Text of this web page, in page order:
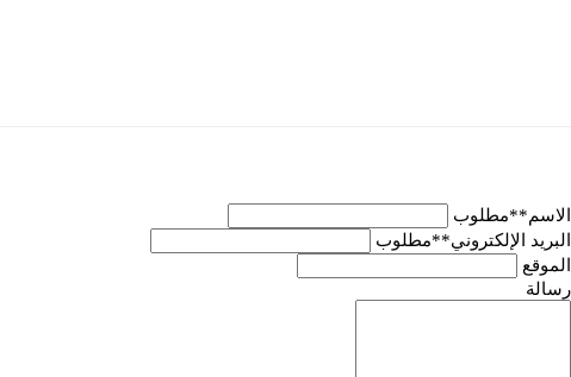
الاسم**مطلوب
البريد الإلكتروني**مطلوب
الموقع
رسالة